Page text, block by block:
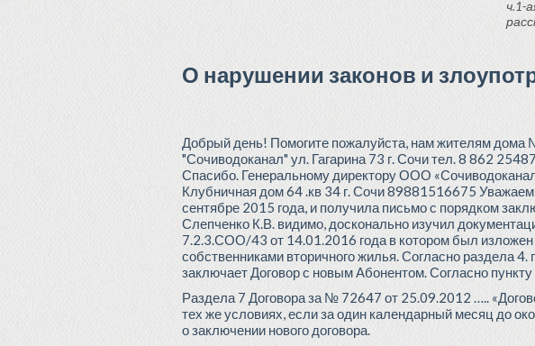
ч.1-
О нарушении законов и
Добрый день! Помогите пожалуйста, нам жителям дома
"Сочиводоканал" ул. Гагарина 73 г. Сочи тел. 8 862
Спасибо. Генеральному директору ООО
Клубничная дом 64 .кв 34 г. Сочи 89881516675
сентябре 2015 года, и получила письмо с порядком
Слепченко К.В. видимо, досконально изучил
7.2.3.СОО/43 от 14.01.2016 года в котором был
собственниками вторичного жилья. Согласно раздела
заключает Договор с новым Абонентом. Согласно пункту
Раздела 7 Договора за № 72647 от 25.09.2012 …..
тех же условиях, если за один календарный месяц до
о заключении нового договора.